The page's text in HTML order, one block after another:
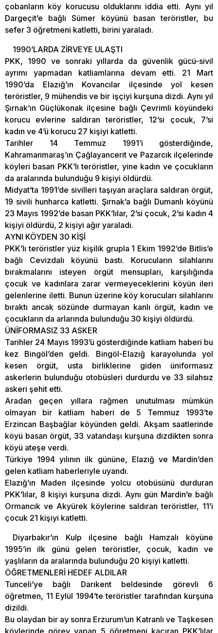
çobanların köy korucusu olduklarını iddia etti. Aynı yıl
Dargeçit’e bağlı Sümer köyünü basan teröristler, bu
sefer 3 öğretmeni katletti, birini yaraladı.
1990’LARDA ZİRVEYE ULAŞTI
PKK, 1990 ve sonraki yıllarda da güvenlik gücü-sivil
ayrımı yapmadan katliamlarına devam etti. 21 Mart
1990’da Elazığ’ın Kovancılar ilçesinde yol kesen
teröristler, 9 mühendis ve bir işçiyi kurşuna dizdi. Aynı yıl
Şırnak’ın Güçlükonak ilçesine bağlı Çevrimli köyündeki
korucu evlerine saldıran teröristler, 12’si çocuk, 7’si
kadın ve 4’ü korucu 27 kişiyi katletti.
Tarihler 14 Temmuz 1991’i gösterdiğinde,
Kahramanmaraş’ın Çağlayancerit ve Pazarcık ilçelerinde
köyleri basan PKK’lı teröristler, yine kadın ve çocukların
da aralarında bulunduğu 9 kişiyi öldürdü.
Midyat’ta 1991’de sivilleri taşıyan araçlara saldıran örgüt,
19 sivili hunharca katletti. Şırnak’a bağlı Dumanlı köyünü
23 Mayıs 1992’de basan PKK’lılar, 2’si çocuk, 2’si kadın 4
kişiyi öldürdü, 2 kişiyi ağır yaraladı.
AYNI KÖYDEN 30 KİŞİ
PKK’lı teröristler yüz kişilik grupla 1 Ekim 1992’de Bitlis’e
bağlı Cevizdalı köyünü bastı. Korucuların silahlarını
bırakmalarını isteyen örgüt mensupları, karşılığında
çocuk ve kadınlara zarar vermeyeceklerini köyün ileri
gelenlerine iletti. Bunun üzerine köy korucuları silahlarını
bıraktı ancak sözünde durmayan kanlı örgüt, kadın ve
çocukların da arlarında bulunduğu 30 kişiyi öldürdü.
ÜNİFORMASIZ 33 ASKER
Tarihler 24 Mayıs 1993’ü gösterdiğinde katliam haberi bu
kez Bingöl’den geldi. Bingöl-Elazığ karayolunda yol
kesen örgüt, usta birliklerine giden üniformasız
askerlerin bulunduğu otobüsleri durdurdu ve 33 silahsız
askeri şehit etti.
Aradan geçen yıllara rağmen unutulması mümkün
olmayan bir katliam haberi de 5 Temmuz 1993’te
Erzincan Başbağlar köyünden geldi. Akşam saatlerinde
köyü basan örgüt, 33 vatandaşı kurşuna dizdikten sonra
köyü ateşe verdi.
Türkiye 1994 yılının ilk gününe, Elazığ ve Mardin’den
gelen katliam haberleriyle uyandı.
Elazığ’ın Maden ilçesinde yolcu otobüsünü durduran
PKK’lılar, 8 kişiyi kurşuna dizdi. Aynı gün Mardin’e bağlı
Ormancık ve Akyürek köylerine saldıran teröristler, 11’i
çocuk 21 kişiyi katletti.
Diyarbakır’ın Kulp ilçesine bağlı Hamzalı köyüne
1995’in ilk günü gelen teröristler, çocuk, kadın ve
yaşlıların da aralarında bulunduğu 20 kişiyi katletti.
ÖĞRETMENLERİ HEDEF ALDILAR
Tunceli’ye bağlı Darıkent beldesinde görevli 6
öğretmen, 11 Eylül 1994’te teröristler tarafından kurşuna
dizildi.
Bu olaydan bir ay sonra Erzurum’un Katranlı ve Taşkesen
köylerinde görev yapan 5 öğretmeni kaçıran PKK’lılar